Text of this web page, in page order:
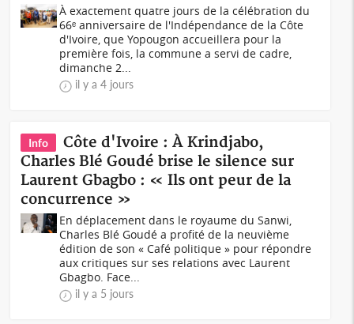
À exactement quatre jours de la célébration du
66ᵉ anniversaire de l'Indépendance de la Côte
d'Ivoire, que Yopougon accueillera pour la
première fois, la commune a servi de cadre,
dimanche 2...
il y a 4 jours
Info
Côte d'Ivoire : À Krindjabo,
Charles Blé Goudé brise le silence sur
Laurent Gbagbo : « Ils ont peur de la
concurrence »
En déplacement dans le royaume du Sanwi,
Charles Blé Goudé a profité de la neuvième
édition de son « Café politique » pour répondre
aux critiques sur ses relations avec Laurent
Gbagbo. Face...
il y a 5 jours